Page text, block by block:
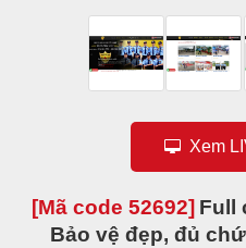
Xem
[Mã code 52692] Full
Bảo vệ đẹp, đủ